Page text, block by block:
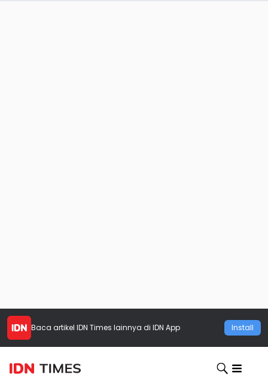
Baca artikel IDN Times lainnya di IDN App Install